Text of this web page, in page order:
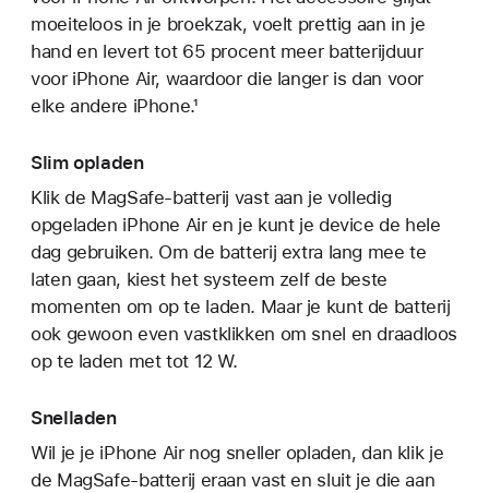
moeiteloos in je broekzak, voelt prettig aan in je
hand en levert tot 65 procent meer batterijduur
voor iPhone Air, waardoor die langer is dan voor
elke andere iPhone.¹
Slim opladen
Klik de MagSafe-batterij vast aan je volledig
opgeladen iPhone Air en je kunt je device de hele
dag gebruiken. Om de batterij extra lang mee te
laten gaan, kiest het systeem zelf de beste
momenten om op te laden. Maar je kunt de batterij
ook gewoon even vastklikken om snel en draadloos
op te laden met tot 12 W.
Snelladen
Wil je je iPhone Air nog sneller opladen, dan klik je
de MagSafe-batterij eraan vast en sluit je die aan